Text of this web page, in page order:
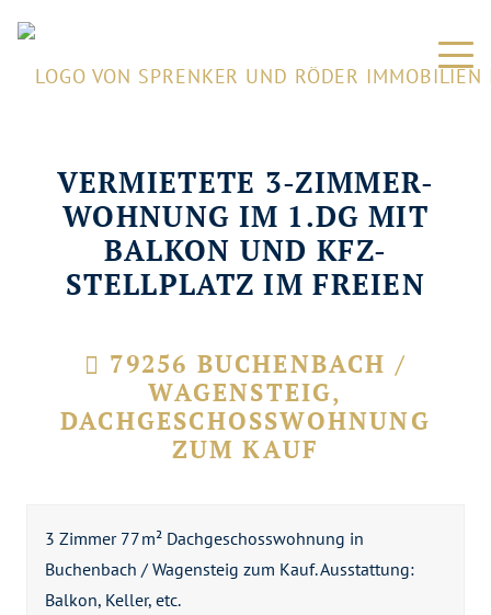
VERMIETETE 3-ZIMMER-
WOHNUNG IM 1.DG MIT
BALKON UND KFZ-
STELLPLATZ IM FREIEN
79256 BUCHENBACH /
WAGENSTEIG,
DACHGESCHOSSWOHNUNG
ZUM KAUF
3 Zimmer 77 m² Dachgeschosswohnung in
Buchenbach / Wagensteig zum Kauf. Ausstattung:
Balkon, Keller, etc.